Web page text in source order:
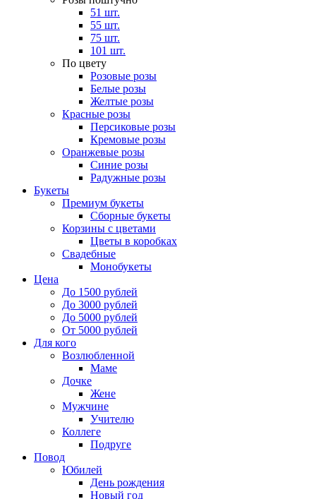
51 шт.
55 шт.
75 шт.
101 шт.
По цвету
Розовые розы
Белые розы
Желтые розы
Красные розы
Персиковые розы
Кремовые розы
Оранжевые розы
Синие розы
Радужные розы
Букеты
Премиум букеты
Сборные букеты
Корзины с цветами
Цветы в коробках
Свадебные
Монобукеты
Цена
До 1500 рублей
До 3000 рублей
До 5000 рублей
От 5000 рублей
Для кого
Возлюбленной
Маме
Дочке
Жене
Мужчине
Учителю
Коллеге
Подруге
Повод
Юбилей
День рождения
Новый год